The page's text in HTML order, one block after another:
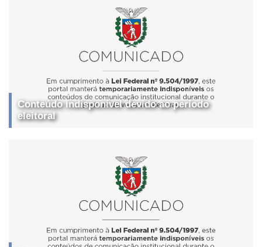
Conteúdo indisponível devido ao período
eleitoral